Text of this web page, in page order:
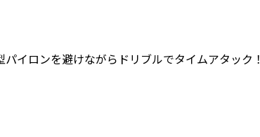
イロンを避けながらドリブルでタイムアタック！